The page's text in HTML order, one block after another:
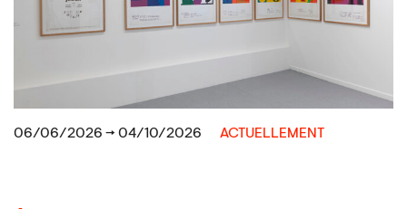
06/06/2026 → 04/10/2026 ACTUELLEMENT